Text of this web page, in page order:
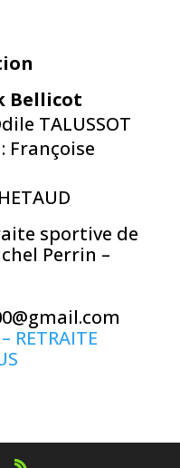
Bellicot
TALUSSOT
Françoise
sportive de
Perrin –
RETRAITE